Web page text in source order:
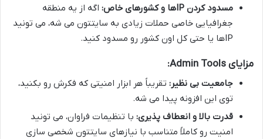
مسدود کردن IPها و کشورهای خاص:
اگه از یه منطقه
جغرافیایی خاصی حملات زیادی به سایتتون می شه، می تونید
IPها یا حتی کل اون کشور رو مسدود کنید.
مزایای Admin Tools:
جامعیت بی نظیر: تقریباً هر ابزار امنیتی که فکرش رو بکنید،
توی این افزونه پیدا می شه.
قدرت بالا و انعطاف پذیری: با تنظیمات فراوان، می تونید
امنیت رو کاملاً متناسب با نیازهای سایتتون شخصی سازی